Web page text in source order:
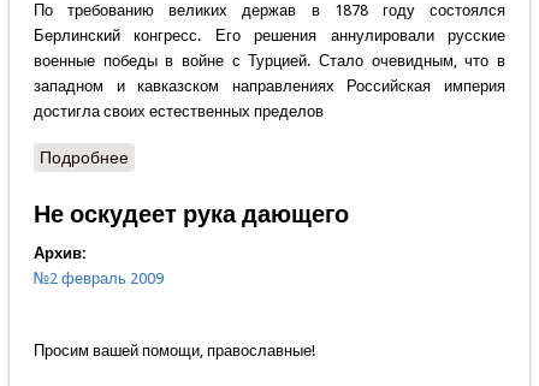
По требованию великих держав в 1878 году состоялся
Берлинский конгресс. Его решения аннулировали русские
военные победы в войне с Турцией. Стало очевидным, что в
западном и кавказском направлениях Российская империя
достигла своих естественных пределов
Подробнеео Сергей Пыхтин - Помнить войну
Не оскудеет рука дающего
Архив:
№2 февраль 2009
Просим вашей помощи, православные!